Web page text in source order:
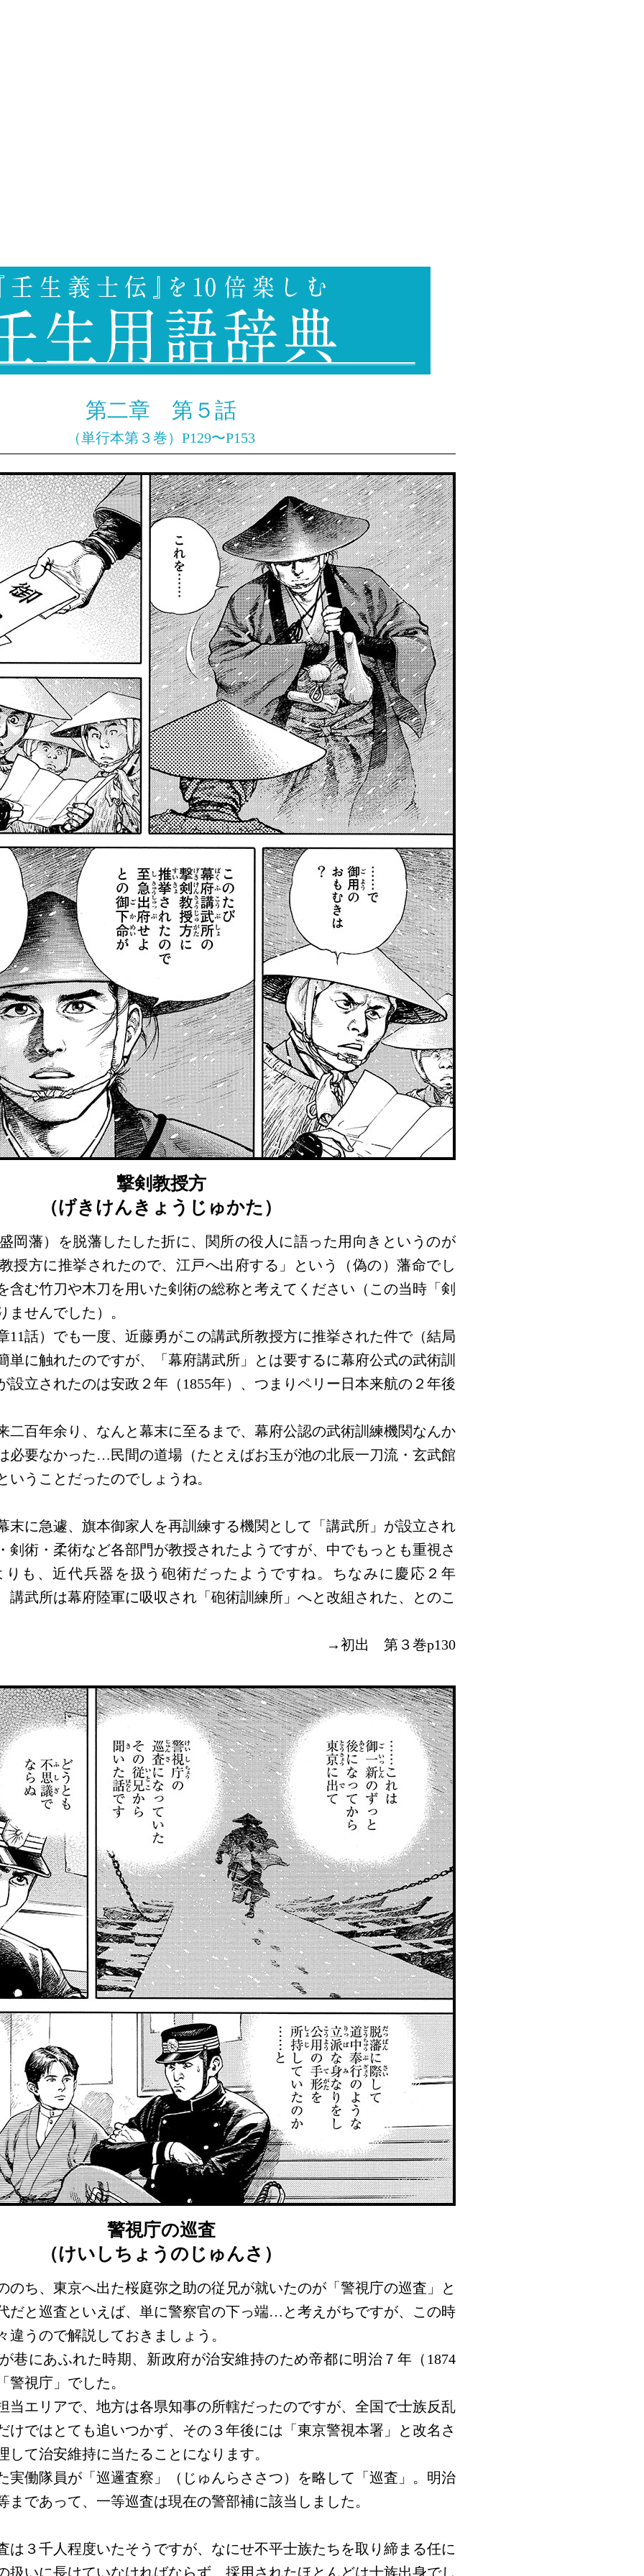
第二章 第５話
（単行本第３巻）P129〜P153
撃剣教授方
（げきけんきょうじゅかた）
岡藩）を脱藩したした折に、関所の役人に語った用向きというのが
授方に推挙されたので、江戸へ出府する」という（偽の）藩命でし
含む竹刀や木刀を用いた剣術の総称と考えてください（この当時「剣
ませんでした）。
11話）でも一度、近藤勇がこの講武所教授方に推挙された件で（結局
単に触れたのですが、「幕府講武所」とは要するに幕府公式の武術訓
立されたのは安政２年（1855年）、つまりペリー日本来航の２年後
二百年余り、なんと幕末に至るまで、幕府公認の武術訓練機関なんか
必要なかった…民間の道場（たとえばお玉が池の北辰一刀流・玄武館
うことだったのでしょうね。
末に急遽、旗本御家人を再訓練する機関として「講武所」が設立され
剣術・柔術など各部門が教授されたようですが、中でもっとも重視さ
も、近代兵器を扱う砲術だったようですね。ちなみに慶応２年
講武所は幕府陸軍に吸収され「砲術訓練所」へと改組された、とのこ
→初出 第３巻p130
警視庁の巡査
（けいしちょうのじゅんさ）
のち、東京へ出た桜庭弥之助の従兄が就いたのが「警視庁の巡査」と
だと巡査といえば、単に警察官の下っ端…と考えがちですが、この時
違うので解説しておきましょう。
巷にあふれた時期、新政府が治安維持のため帝都に明治７年（1874
警視庁」でした。
当エリアで、地方は各県知事の所轄だったのですが、全国で士族反乱
けではとても追いつかず、その３年後には「東京警視本署」と改名さ
して治安維持に当たることになります。
実働隊員が「巡邏査察」（じゅんらささつ）を略して「巡査」。明治
まであって、一等巡査は現在の警部補に該当しました。
は３千人程度いたそうですが、なにせ不平士族たちを取り締まる任に
扱いに長けていなければならず、採用されたほとんどは士族出身でし